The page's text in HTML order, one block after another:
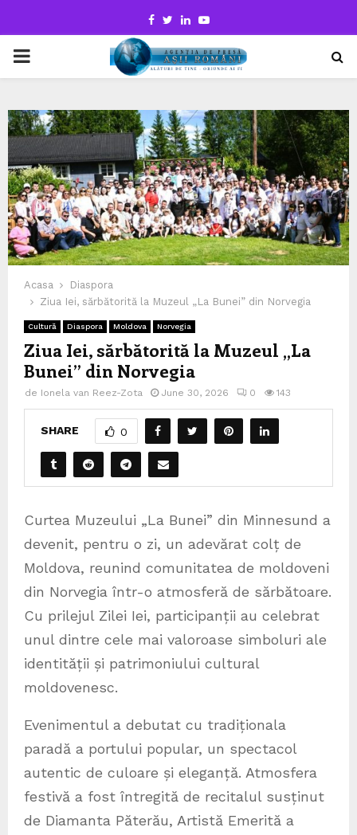
Facebook
TwitterLinkedinYoutube
PRIMARY
Acasa
Diaspora
Ziua Iei, sărbătorită la Muzeul „La Bunei” din Norvegia
Cultură Diaspora Moldova Norvegia
Ziua Iei, sărbătorită la Muzeul „La
Bunei” din Norvegia
de Ionela van Reez-Zota June 30, 2026 0 143
SHARE 0
Curtea Muzeului „La Bunei” din Minnesund a
devenit, pentru o zi, un adevărat colț de
Moldova, reunind comunitatea de moldoveni
din Norvegia într-o atmosferă de sărbătoare.
Cu prilejul Zilei Iei, participanții au celebrat
unul dintre cele mai valoroase simboluri ale
identității și patrimoniului cultural
moldovenesc.
Evenimentul a debutat cu tradiționala
paradă a portului popular, un spectacol
autentic de culoare și eleganță. Atmosfera
festivă a fost întregită de recitalul susținut
de Diamanta Păterău, Artistă Emerită a